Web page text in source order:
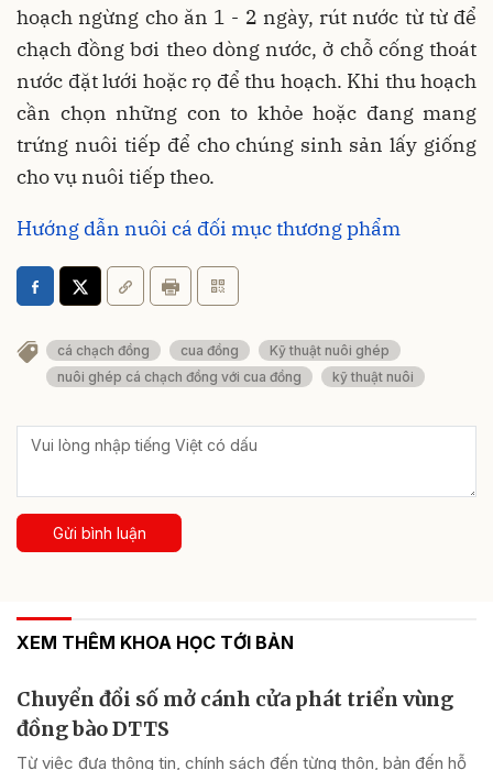
hoạch ngừng cho ăn 1 - 2 ngày, rút nước từ từ để
chạch đồng bơi theo dòng nước, ở chỗ cống thoát
nước đặt lưới hoặc rọ để thu hoạch. Khi thu hoạch
cần chọn những con to khỏe hoặc đang mang
trứng nuôi tiếp để cho chúng sinh sản lấy giống
cho vụ nuôi tiếp theo.
Hướng dẫn nuôi cá đối mục thương phẩm
cá chạch đồng cua đồng
Kỹ thuật nuôi ghép
nuôi ghép cá chạch đồng với cua đồng
kỹ thuật nuôi
Gửi bình luận
XEM THÊM KHOA HỌC TỚI BẢN
Chuyển đổi số mở cánh cửa phát triển vùng
đồng bào DTTS
Từ việc đưa thông tin, chính sách đến từng thôn, bản đến hỗ